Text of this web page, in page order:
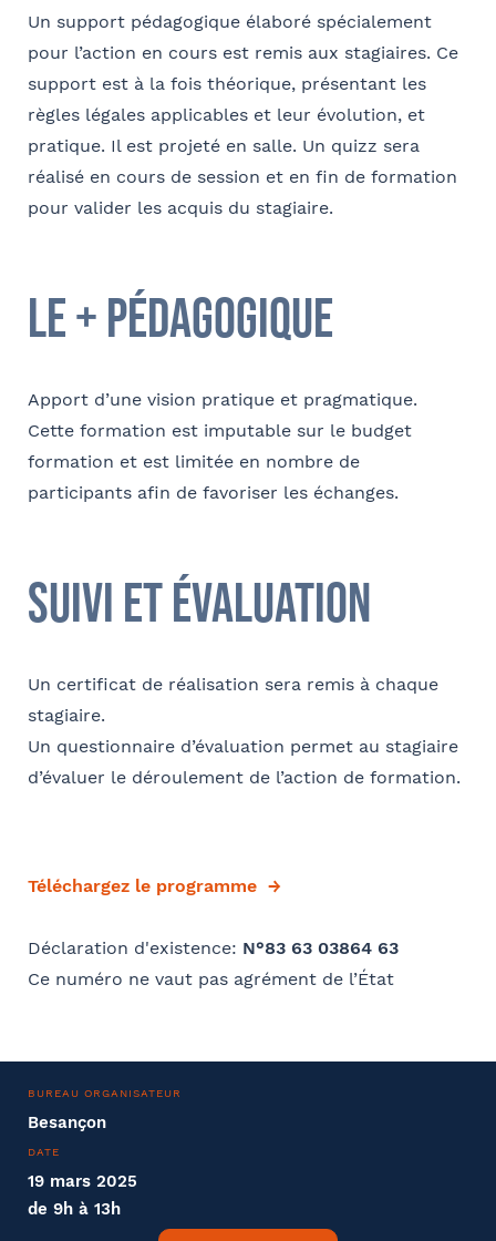
Un support pédagogique élaboré spécialement
pour l’action en cours est remis aux stagiaires. Ce
support est à la fois théorique, présentant les
règles légales applicables et leur évolution, et
pratique. Il est projeté en salle. Un quizz sera
réalisé en cours de session et en fin de formation
pour valider les acquis du stagiaire.
le + pédagogique
Apport d’une vision pratique et pragmatique.
Cette formation est imputable sur le budget
formation et est limitée en nombre de
participants afin de favoriser les échanges.
suivi et évaluation
Un certificat de réalisation sera remis à chaque
stagiaire.
Un questionnaire d’évaluation permet au stagiaire
d’évaluer le déroulement de l’action de formation.
Téléchargez le programme
Déclaration d'existence: N°83 63 03864 63
Ce numéro ne vaut pas agrément de l’État
BUREAU ORGANISATEUR
Besançon
DATE
19 mars 2025
de 9h à 13h
Adresse
Code postal
Ville
Prénom
Nom
E-mail
Bureau formateur
J'autorise Barthélémy Avocats à utiliser mes
données pour l'envoi d'informations juridiques
et d'invitations aux formations et événements
du cabinet FACULTATIF
Conformément à la loi « informatique et libertés » du 6 janvier 1978
exercer en adressant un mail à communication@barthelemy-
avocats.com